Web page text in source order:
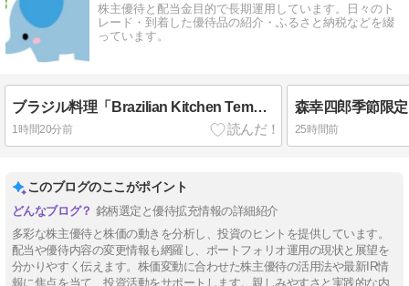
株主優待と配当金目的で長期運用しています。日々のト
レード・到着した優待品の紹介・ふるさと納税などを綴
っています。
ブラジル料理「Brazilian Kitchen Tempero Caseiro」＆ニッスイ（1332）・マミーマート（9823）・フジオフードグループ本社（2752）株主優待到着
1時間20分前 25時間前
このブログのここがポイント
銘柄選定と優待拡充情報の詳細紹介
多彩な株主優待と株価の動きを分析し、投資のヒントを提供しています。
配当や優待内容の変更情報も網羅し、ポートフォリオ運用の現状と展望を
分かりやすく伝えます。株価変動に合わせた株主優待の活用法や最新IR情
報に焦点を当て、投資活動をサポートします。親しみやすさと実践的な内